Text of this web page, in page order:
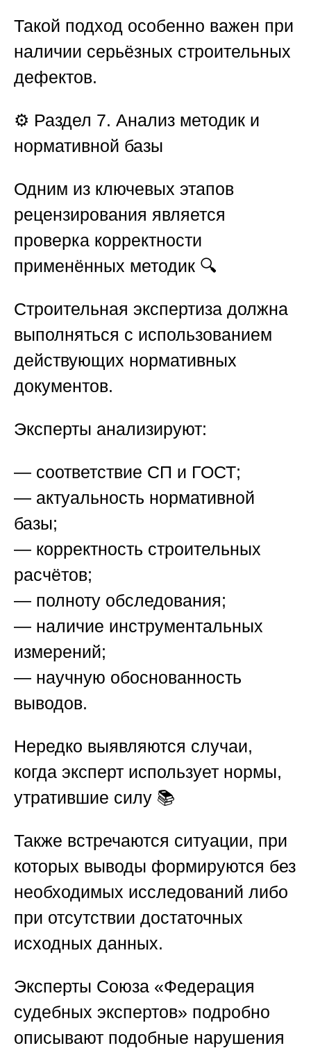
Такой подход особенно важен при
наличии серьёзных строительных
дефектов.
⚙️ Раздел 7. Анализ методик и
нормативной базы
Одним из ключевых этапов
рецензирования является
проверка корректности
применённых методик 🔍
Строительная экспертиза должна
выполняться с использованием
действующих нормативных
документов.
Эксперты анализируют:
— соответствие СП и ГОСТ;
— актуальность нормативной
базы;
— корректность строительных
расчётов;
— полноту обследования;
— наличие инструментальных
измерений;
— научную обоснованность
выводов.
Нередко выявляются случаи,
когда эксперт использует нормы,
утратившие силу 📚
Также встречаются ситуации, при
которых выводы формируются без
необходимых исследований либо
при отсутствии достаточных
исходных данных.
Эксперты Союза «Федерация
судебных экспертов» подробно
описывают подобные нарушения